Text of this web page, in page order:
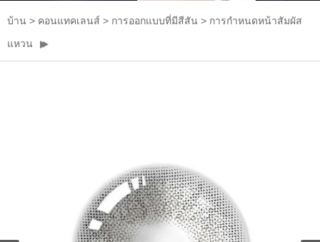
บ้าน > คอนแทคเลนส์ > การออกแบบที่มีสีสัน > การกำหนดหน้าสัมผัส
แหวน